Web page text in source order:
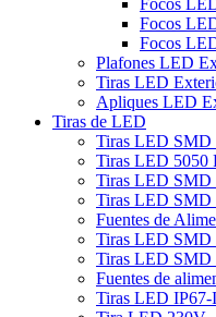
Focos
Focos
Focos
Plafones LED
Tiras LED
Apliques LED
Tiras de LED
Tiras LED SMD
Tiras LED 5050
Tiras LED SMD
Tiras LED SMD
Fuentes de
Tiras LED SMD
Tiras LED SMD
Fuentes de
Tiras LED IP67-